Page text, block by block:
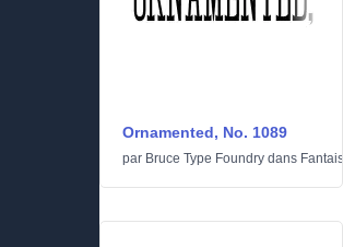
Ornamented, No. 1089
par Bruce Type Foundry dans